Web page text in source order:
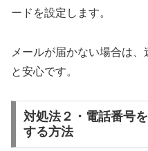
ードを設定します。
メールが届かない場合は
と安心です。
対処法２・電話番号
する方法